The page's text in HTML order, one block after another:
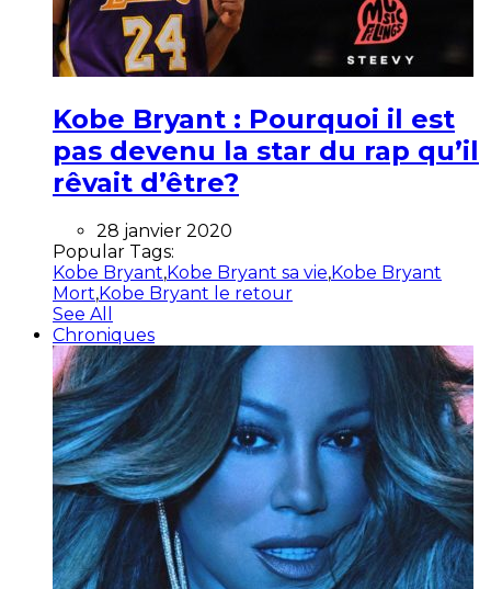
Kobe Bryant : Pourquoi il est
pas devenu la star du rap qu’il
rêvait d’être?
28 janvier 2020
Popular Tags:
Kobe Bryant,Kobe Bryant sa vie,Kobe Bryant
Mort,Kobe Bryant le retour
See All
Chroniques